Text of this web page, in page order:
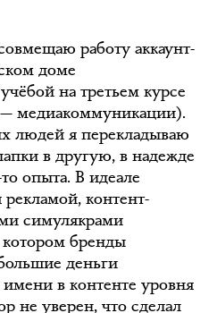
работу аккаунт-
доме
на третьем курсе
медиакоммуникации).
людей я перекладываю
в другую, в надежде
опыта. В идеале
контент-
симулякрами
бренды
деньги
в контенте уровня
не уверен, что сделал